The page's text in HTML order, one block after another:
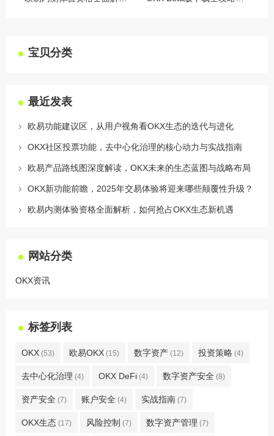
宝贝分类
最近发表
欧易功能建议区，从用户视角看OKX生态的迭代与进化
OKX社区投票功能，去中心化治理的核心动力与实战指南
欧易产品路线图深度解读，OKX未来的生态蓝图与战略布局
OKX新功能前瞻，2025年交易体验将迎来哪些颠覆性升级？
欧易内测体验资格全面解析，如何抢占OKX生态新机遇
网站分类
OKX资讯
标签列表
OKX (53) 欧易OKX (15) 数字资产 (12) 投资策略 (4)
去中心化治理 (4) OKX DeFi (4) 数字资产安全 (8)
资产安全 (7) 账户安全 (4) 实战指南 (7)
OKX生态 (17) 风险控制 (7) 数字资产管理 (7)